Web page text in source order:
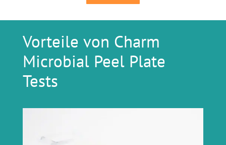
Vorteile von Charm
Microbial Peel Plate
Tests